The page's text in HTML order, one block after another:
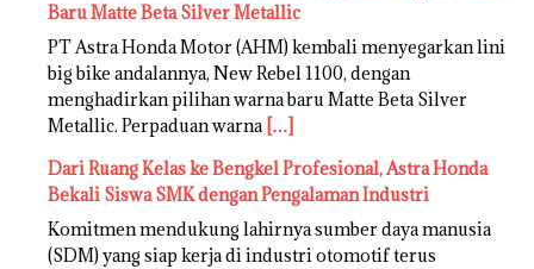
Baru Matte Beta Silver Metallic
PT Astra Honda Motor (AHM) kembali menyegarkan lini
big bike andalannya, New Rebel 1100, dengan
menghadirkan pilihan warna baru Matte Beta Silver
Metallic. Perpaduan warna […]
Dari Ruang Kelas ke Bengkel Profesional, Astra Honda
Bekali Siswa SMK dengan Pengalaman Industri
Komitmen mendukung lahirnya sumber daya manusia
(SDM) yang siap kerja di industri otomotif terus